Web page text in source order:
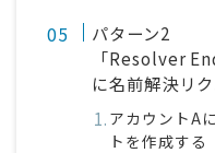
パターン2
「Resolver
に名前解決リ
アカウントA
トを作成する